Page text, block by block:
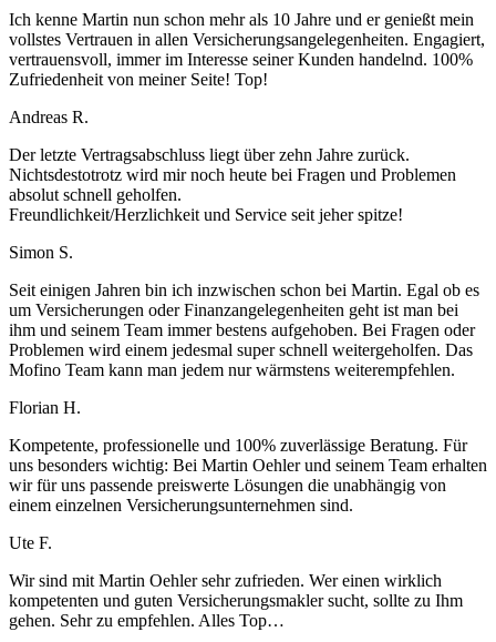
Ich kenne Martin nun schon mehr als 10 Jahre und er genießt mein
vollstes Vertrauen in allen Versicherungsangelegenheiten. Engagiert,
vertrauensvoll, immer im Interesse seiner Kunden handelnd. 100%
Zufriedenheit von meiner Seite! Top!
Andreas R.
Der letzte Vertragsabschluss liegt über zehn Jahre zurück.
Nichtsdestotrotz wird mir noch heute bei Fragen und Problemen
absolut schnell geholfen.
Freundlichkeit/Herzlichkeit und Service seit jeher spitze!
Simon S.
Seit einigen Jahren bin ich inzwischen schon bei Martin. Egal ob es
um Versicherungen oder Finanzangelegenheiten geht ist man bei
ihm und seinem Team immer bestens aufgehoben. Bei Fragen oder
Problemen wird einem jedesmal super schnell weitergeholfen. Das
Mofino Team kann man jedem nur wärmstens weiterempfehlen.
Florian H.
Kompetente, professionelle und 100% zuverlässige Beratung. Für
uns besonders wichtig: Bei Martin Oehler und seinem Team erhalten
wir für uns passende preiswerte Lösungen die unabhängig von
einem einzelnen Versicherungsunternehmen sind.
Ute F.
Wir sind mit Martin Oehler sehr zufrieden. Wer einen wirklich
kompetenten und guten Versicherungsmakler sucht, sollte zu Ihm
gehen. Sehr zu empfehlen. Alles Top…